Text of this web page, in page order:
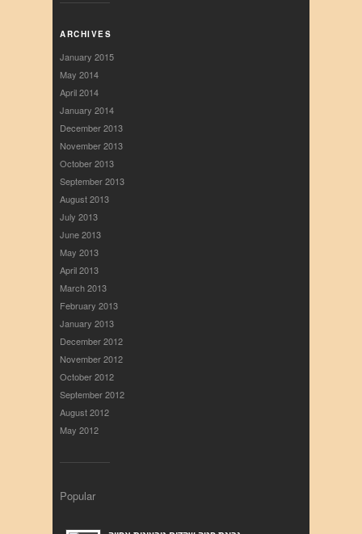
ARCHIVES
January 2015
May 2014
April 2014
January 2014
December 2013
November 2013
October 2013
September 2013
August 2013
July 2013
June 2013
May 2013
April 2013
March 2013
February 2013
January 2013
December 2012
November 2012
October 2012
September 2012
August 2012
May 2012
Popular